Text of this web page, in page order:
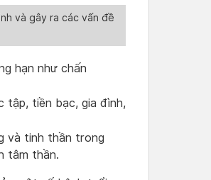
và gây ra các vấn đề
hạn như chấn
tập, tiền bạc, gia đình,
và tinh thần trong
tâm thần.